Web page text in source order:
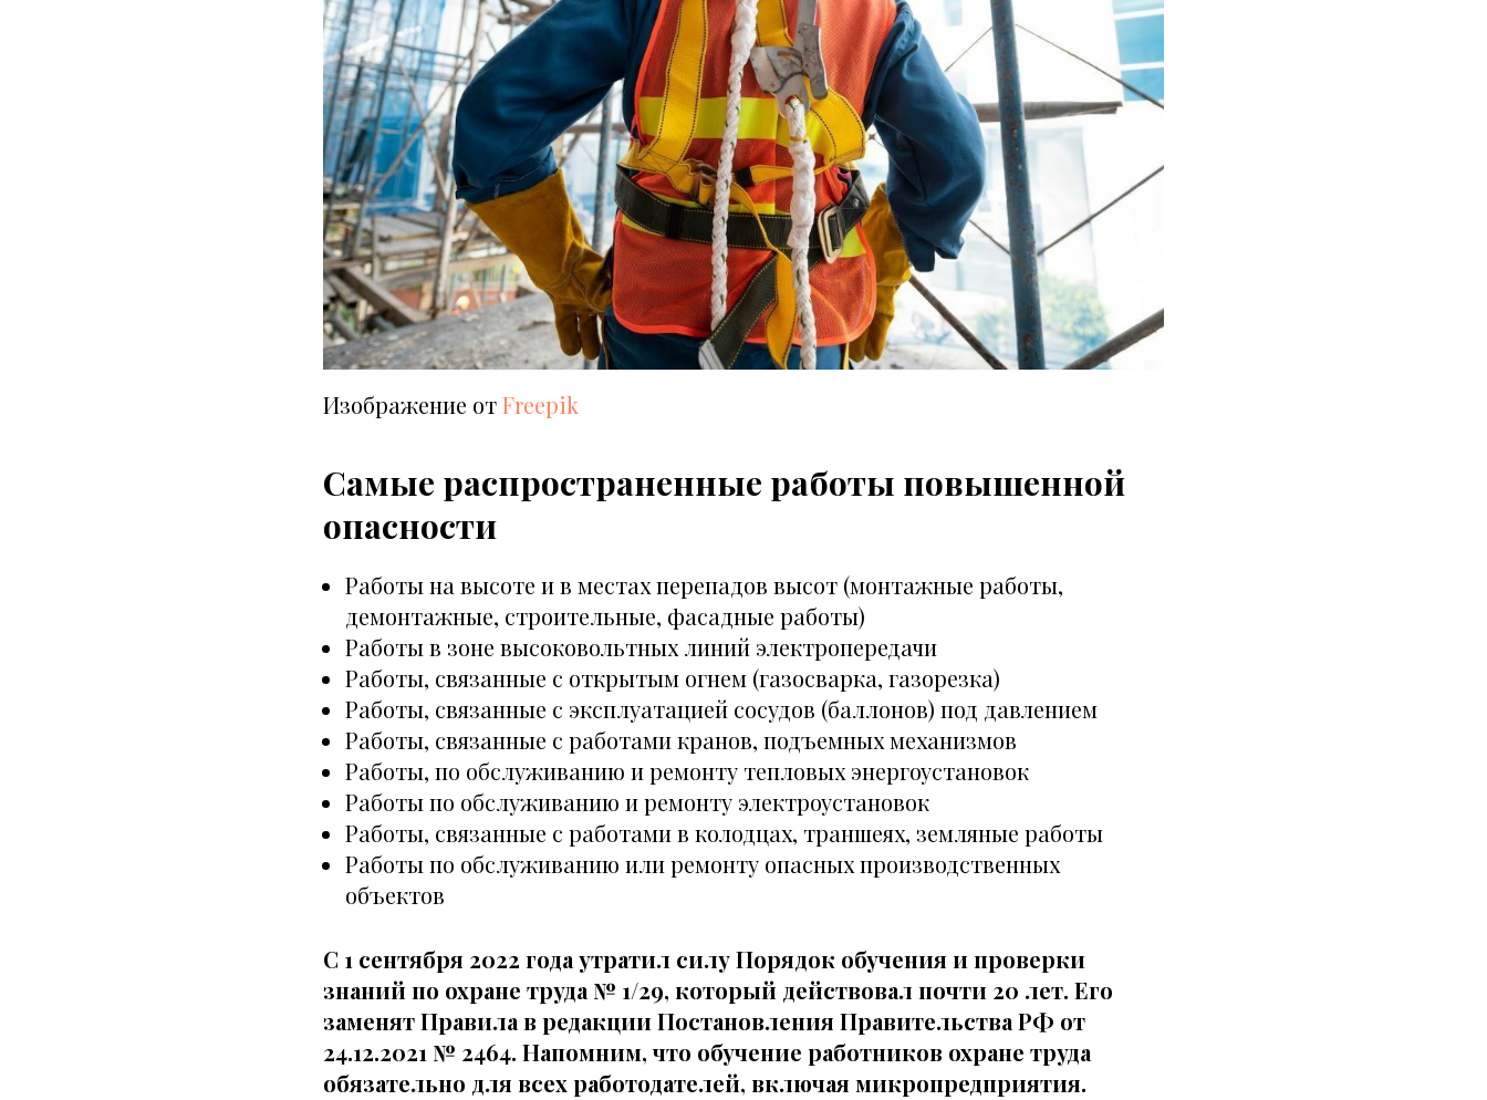
Изображение отFreepik
Самые распространенные работы повышенной
опасности
Работы на высоте и в местах перепадов высот (монтажные работы,
демонтажные, строительные, фасадные работы)
Работы в зоне высоковольтных линий электропередачи
Работы, связанные с открытым огнем (газосварка, газорезка)
Работы, связанные с эксплуатацией сосудов (баллонов) под давлением
Работы, связанные с работами кранов, подъемных механизмов
Работы, по обслуживанию и ремонту тепловых энергоустановок
Работы по обслуживанию и ремонту электроустановок
Работы, связанные с работами в колодцах, траншеях, земляные работы
Работы по обслуживанию или ремонту опасных производственных
объектов
С 1 сентября 2022 года утратил силу Порядок обучения и проверки
знаний по охране труда № 1/29, который действовал почти 20 лет. Его
заменят Правила в редакции Постановления Правительства РФ от
24.12.2021 № 2464. Напомним, что обучение работников охране труда
обязательно для всех работодателей, включая микропредприятия.